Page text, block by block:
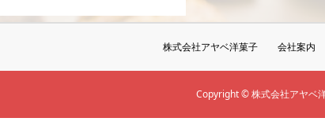
株式会社アヤベ洋菓子 会社案内
Copyright © 株式会社アヤベ